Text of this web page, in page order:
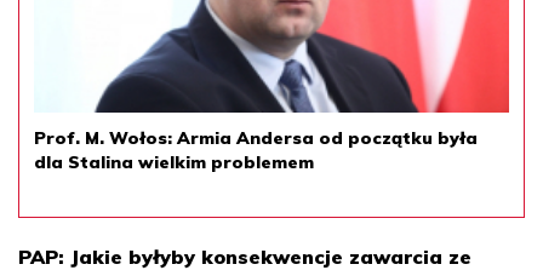
Prof. M. Wołos: Armia Andersa od początku była
dla Stalina wielkim problemem
PAP: Jakie byłyby konsekwencje zawarcia ze